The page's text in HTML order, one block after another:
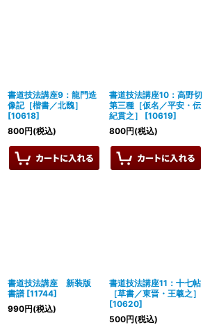
書道技法講座9：龍門造
像記［楷書／北魏］
[10618]
800円(税込)
書道技法講座10：高野切
第三種［仮名／平安・伝
紀貫之］
[10619]
800円(税込)
書道技法講座 新装版
書譜 [11744]
990円(税込)
書道技法講座11：十七帖
［草書／東晋・王羲之］
[10620]
500円(税込)